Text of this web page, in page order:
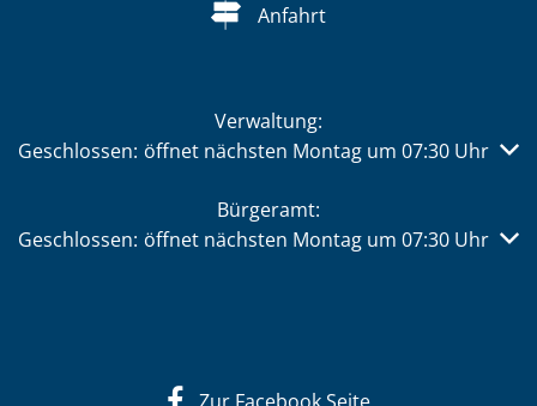
Anfahrt
Verwaltung:
Klicken, um weitere Öffnungs- oder Schließzeiten
Geschlossen: öffnet nächsten Montag um 07:30 Uhr
Bürgeramt:
Klicken, um weitere Öffnungs- oder Schließzeiten
Geschlossen: öffnet nächsten Montag um 07:30 Uhr